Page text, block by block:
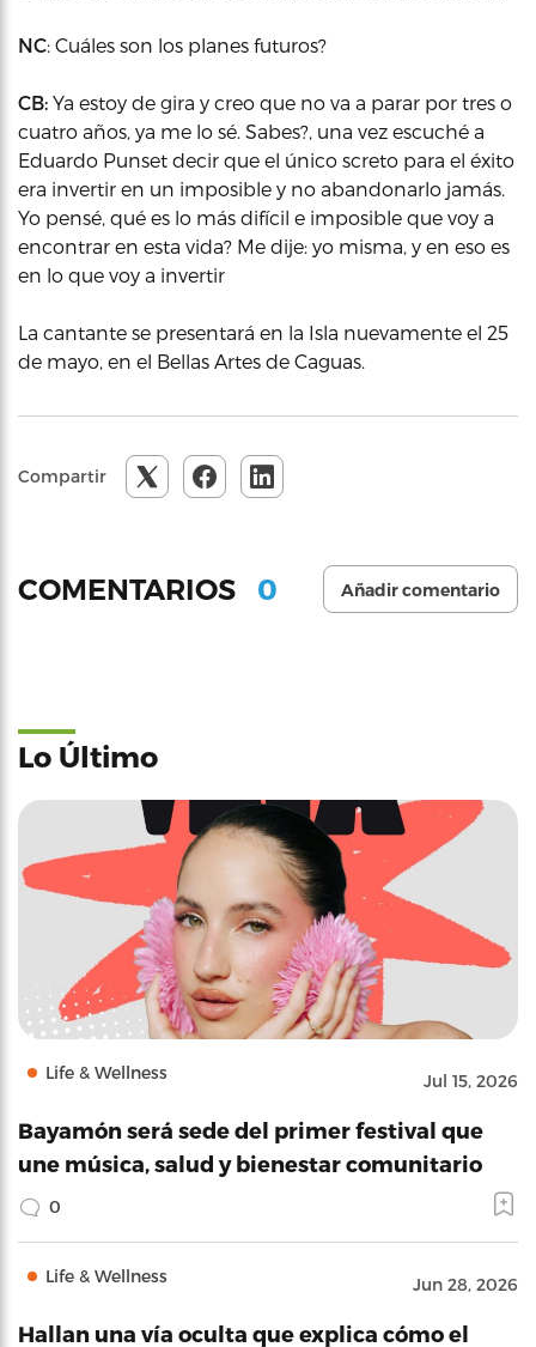
NC: Cuáles son los planes futuros?
CB: Ya estoy de gira y creo que no va a parar por tres o
cuatro años, ya me lo sé. Sabes?, una vez escuché a
Eduardo Punset decir que el único screto para el éxito
era invertir en un imposible y no abandonarlo jamás.
Yo pensé, qué es lo más difícil e imposible que voy a
encontrar en esta vida? Me dije: yo misma, y en eso es
en lo que voy a invertir
La cantante se presentará en la Isla nuevamente el 25
de mayo, en el Bellas Artes de Caguas.
Compartir
COMENTARIOS 0 Añadir comentario
Lo Último
Life & Wellness Jul 15, 2026
Bayamón será sede del primer festival que
une música, salud y bienestar comunitario
0
Life & Wellness Jun 28, 2026
Hallan una vía oculta que explica cómo el